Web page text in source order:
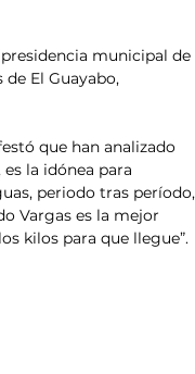
municipal de
El Guayabo,
que han analizado
la idónea para
periodo tras período,
Vargas es la mejor
kilos para que llegue”.